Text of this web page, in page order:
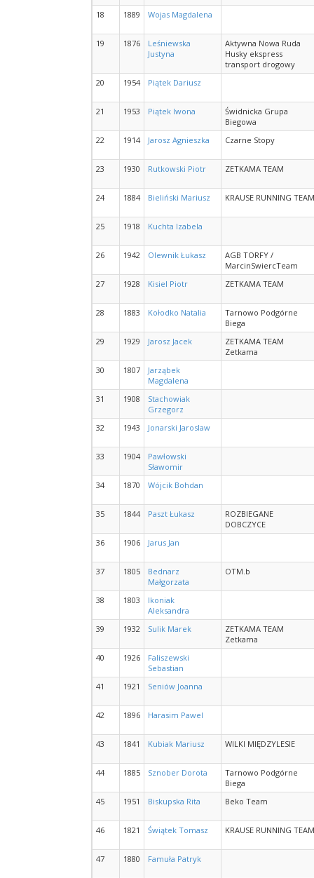
18 1889 Wojas Magdalena
19 1876
Leśniewska
Justyna
Aktywna Nowa Ruda
Husky ekspress
transport drogowy
20
1954 Piątek Dariusz
21 1953 Piątek Iwona
Świdnicka Grupa
Biegowa
22
1914 Jarosz Agnieszka Czarne Stopy
23 1930 Rutkowski Piotr ZETKAMA TEAM
24 1884 Bieliński Mariusz KRAUSE RUNNING TEAM
25 1918 Kuchta Izabela
26 1942 Olewnik Łukasz
AGB TORFY /
MarcinSwiercTeam
27
1928 Kisiel Piotr ZETKAMA TEAM
28 1883 Kołodko Natalia
Tarnowo Podgórne
Biega
29
1929 Jarosz Jacek
ZETKAMA TEAM
Zetkama
30
1807
Jarząbek
Magdalena
31
1908
Stachowiak
Grzegorz
32
1943 Jonarski Jaroslaw
33 1904
Pawłowski
Sławomir
34
1870 Wójcik Bohdan
35 1844 Paszt Łukasz
ROZBIEGANE
DOBCZYCE
36
1906 Jarus Jan
37 1805
Bednarz
Małgorzata
OTM.b
38 1803
Ikoniak
Aleksandra
39
1932 Sulik Marek
ZETKAMA TEAM
Zetkama
40
1926
Faliszewski
Sebastian
41
1921 Seniów Joanna
42 1896 Harasim Pawel
43 1841 Kubiak Mariusz WILKI MIĘDZYLESIE
44 1885 Sznober Dorota
Tarnowo Podgórne
Biega
45
1951 Biskupska Rita Beko Team
46 1821 Świątek Tomasz KRAUSE RUNNING TEAM
47 1880 Famuła Patryk